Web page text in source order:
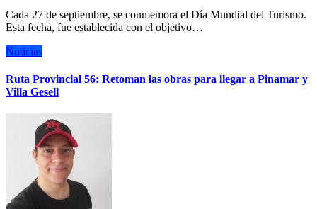
Cada 27 de septiembre, se conmemora el Día Mundial del Turismo.
Esta fecha, fue establecida con el objetivo…
Noticias
Ruta Provincial 56: Retoman las obras para llegar a Pinamar y
Villa Gesell